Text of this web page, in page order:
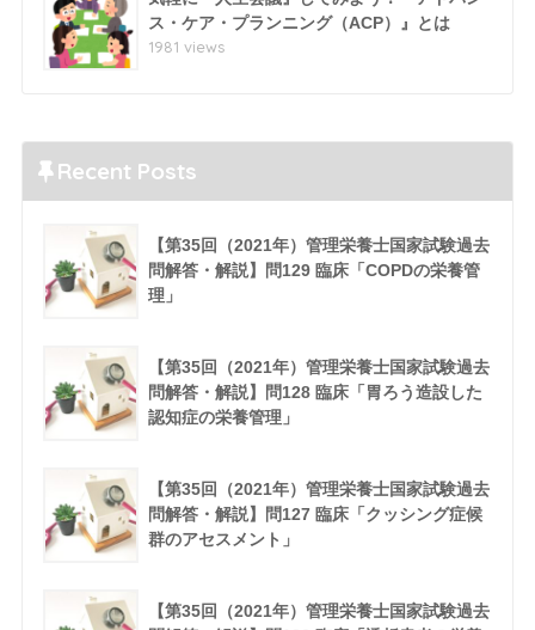
ス・ケア・プランニング（ACP）』とは
1981 views
Recent Posts
【第35回（2021年）管理栄養士国家試験過去
問解答・解説】問129 臨床「COPDの栄養管
理」
【第35回（2021年）管理栄養士国家試験過去
問解答・解説】問128 臨床「胃ろう造設した
認知症の栄養管理」
【第35回（2021年）管理栄養士国家試験過去
問解答・解説】問127 臨床「クッシング症候
群のアセスメント」
【第35回（2021年）管理栄養士国家試験過去